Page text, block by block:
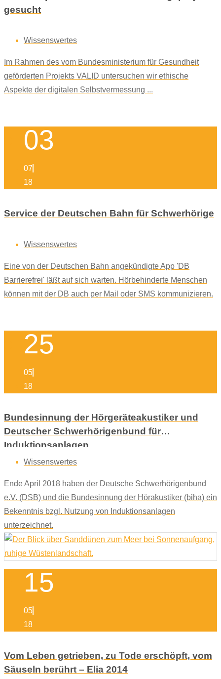
gesucht
Wissenswertes
Im Rahmen des vom Bundesministerium für Gesundheit
geförderten Projekts VALID untersuchen wir ethische
Aspekte der digitalen Selbstvermessung ...
03
07
18
Service der Deutschen Bahn für Schwerhörige
Wissenswertes
Eine von der Deutschen Bahn angekündigte App 'DB
Barrierefrei' läßt auf sich warten. Hörbehinderte Menschen
können mit der DB auch per Mail oder SMS kommunizieren.
25
05
18
Bundesinnung der Hörgeräteakustiker und
Deutscher Schwerhörigenbund für
Induktionsanlagen
Wissenswertes
Ende April 2018 haben der Deutsche Schwerhörigenbund
e.V. (DSB) und die Bundesinnung der Hörakustiker (biha) ein
Bekenntnis bzgl. Nutzung von Induktionsanlagen
unterzeichnet.
15
05
18
Vom Leben getrieben, zu Tode erschöpft, vom
Säuseln berührt – Elia 2014